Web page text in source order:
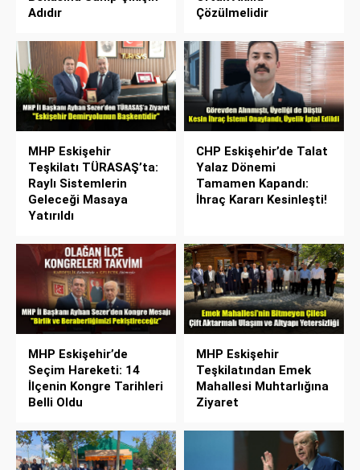
Adıdır
Çözülmelidir
MHP Eskişehir
Teşkilatı TÜRASAŞ’ta:
Raylı Sistemlerin
Geleceği Masaya
Yatırıldı
CHP Eskişehir’de Talat
Yalaz Dönemi
Tamamen Kapandı:
İhraç Kararı Kesinleşti!
MHP Eskişehir’de
Seçim Hareketi: 14
İlçenin Kongre Tarihleri
Belli Oldu
MHP Eskişehir
Teşkilatından Emek
Mahallesi Muhtarlığına
Ziyaret